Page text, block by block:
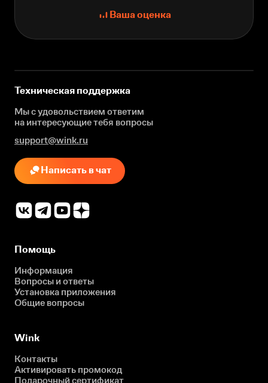
Ваша оценка
Техническая поддержка
Мы с удовольствием ответим
на интересующиетебя вопросы
support@wink.ru
Написать в чат
Помощь
Информация
Вопросы и ответы
Установка приложения
Общие вопросы
Wink
Контакты
Активировать промокод
Подарочный сертификат